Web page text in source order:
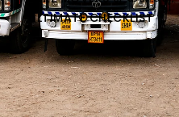
ULTIMATE CHECKLIST